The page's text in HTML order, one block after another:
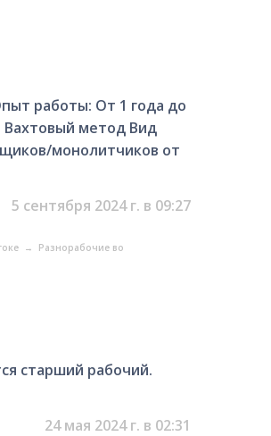
работы: От 1 года до
Вахтовый метод Вид
монолитчиков от
5 сентября 2024 г. в 09:27
→ Разнорабочие во
старший рабочий.
24 мая 2024 г. в 02:31